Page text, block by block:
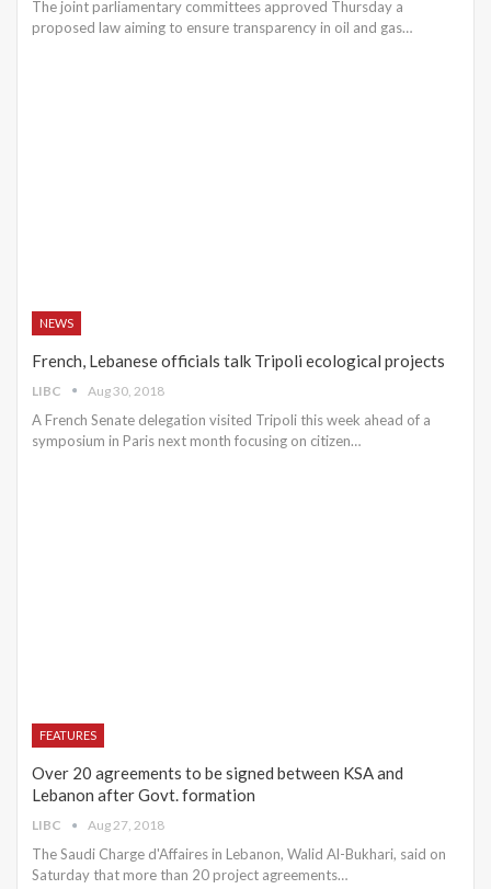
The joint parliamentary committees approved Thursday a
proposed law aiming to ensure transparency in oil and gas…
NEWS
French, Lebanese officials talk Tripoli ecological projects
LIBC Aug 30, 2018
A French Senate delegation visited Tripoli this week ahead of a
symposium in Paris next month focusing on citizen…
FEATURES
Over 20 agreements to be signed between KSA and
Lebanon after Govt. formation
LIBC Aug 27, 2018
The Saudi Charge d'Affaires in Lebanon, Walid Al-Bukhari, said on
Saturday that more than 20 project agreements…